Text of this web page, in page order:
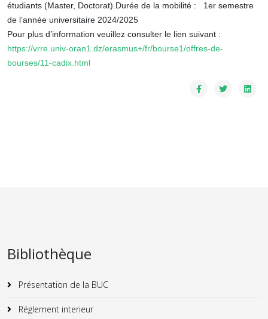
étudiants (Master, Doctorat). Durée de la mobilité : 1er semestre
de l’année universitaire 2024/2025
Pour plus d’information veuillez consulter le lien suivant :
https://vrre.univ-oran1.dz/erasmus+/fr/bourse1/offres-de-
bourses/11-cadix.html
Bibliothèque
Présentation de la BUC
Réglement interieur